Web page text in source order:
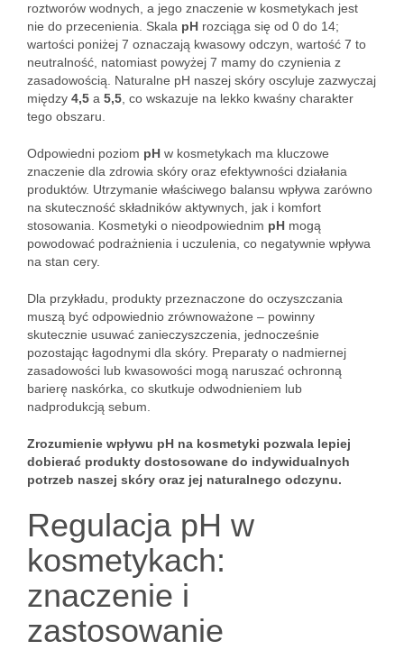
roztworów wodnych, a jego znaczenie w kosmetykach jest
nie do przecenienia. Skala pH rozciąga się od 0 do 14;
wartości poniżej 7 oznaczają kwasowy odczyn, wartość 7 to
neutralność, natomiast powyżej 7 mamy do czynienia z
zasadowością. Naturalne pH naszej skóry oscyluje zazwyczaj
między 4,5 a 5,5 , co wskazuje na lekko kwaśny charakter
tego obszaru.
Odpowiedni poziom pH w kosmetykach ma kluczowe
znaczenie dla zdrowia skóry oraz efektywności działania
produktów. Utrzymanie właściwego balansu wpływa zarówno
na skuteczność składników aktywnych, jak i komfort
stosowania. Kosmetyki o nieodpowiednim pH mogą
powodować podrażnienia i uczulenia, co negatywnie wpływa
na stan cery.
Dla przykładu, produkty przeznaczone do oczyszczania
muszą być odpowiednio zrównoważone – powinny
skutecznie usuwać zanieczyszczenia, jednocześnie
pozostając łagodnymi dla skóry. Preparaty o nadmiernej
zasadowości lub kwasowości mogą naruszać ochronną
barierę naskórka, co skutkuje odwodnieniem lub
nadprodukcją sebum.
Zrozumienie wpływu pH na kosmetyki pozwala lepiej
dobierać produkty dostosowane do indywidualnych
potrzeb naszej skóry oraz jej naturalnego odczynu.
Regulacja pH w
kosmetykach:
znaczenie i
zastosowanie